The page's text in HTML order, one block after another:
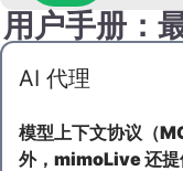
用户手册：
AI 代理
模型上下文协议（
外，mimoLive 还提